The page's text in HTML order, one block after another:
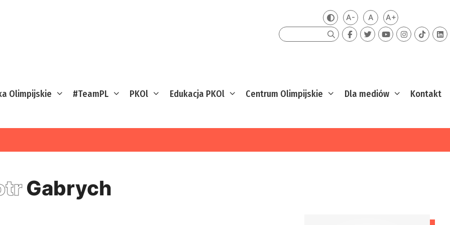
Zmień kontrast
A-Mniejsza czcionka
ADomyślna czcionka
A+Większa
Szukaj
Olimpijskie #TeamPL PKOl Edukacja PKOl Centrum Olimpijskie Dla mediów Kontakt
Gabrych